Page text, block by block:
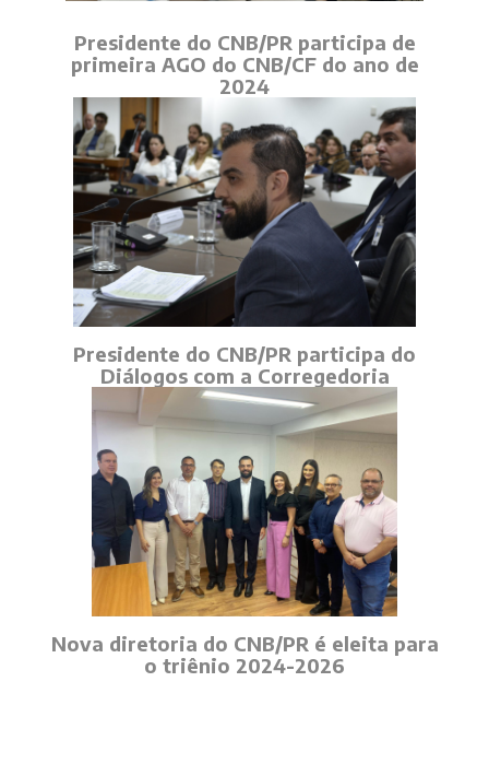
Presidente do CNB/PR participa de
primeira AGO do CNB/CF do ano de
2024
Presidente do CNB/PR participa do
Diálogos com a Corregedoria
Nova diretoria do CNB/PR é eleita para
o triênio 2024-2026